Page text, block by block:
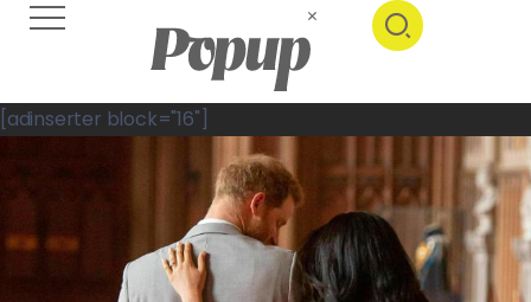
[adinserter block="16"]